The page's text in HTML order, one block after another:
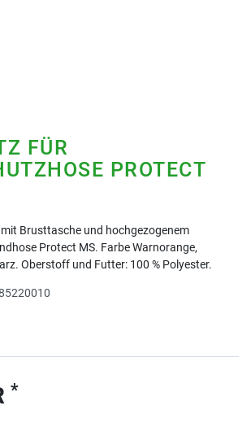
FÜR
PROTECT
Brusttasche und hochgezogenem
Protect MS. Farbe Warnorange,
Oberstoff und Futter: 100 % Polyester.
*